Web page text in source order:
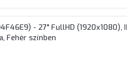
- 27" FullHD (1920x1080),
Fehér színben